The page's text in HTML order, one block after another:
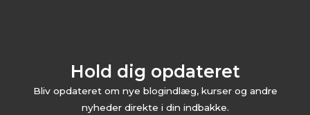
Hold dig opdateret
Bliv opdateret om nye blogindlæg, kurser og andre
nyheder direkte i din indbakke.